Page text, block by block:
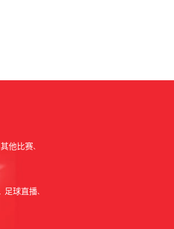
其他比赛
足球直播